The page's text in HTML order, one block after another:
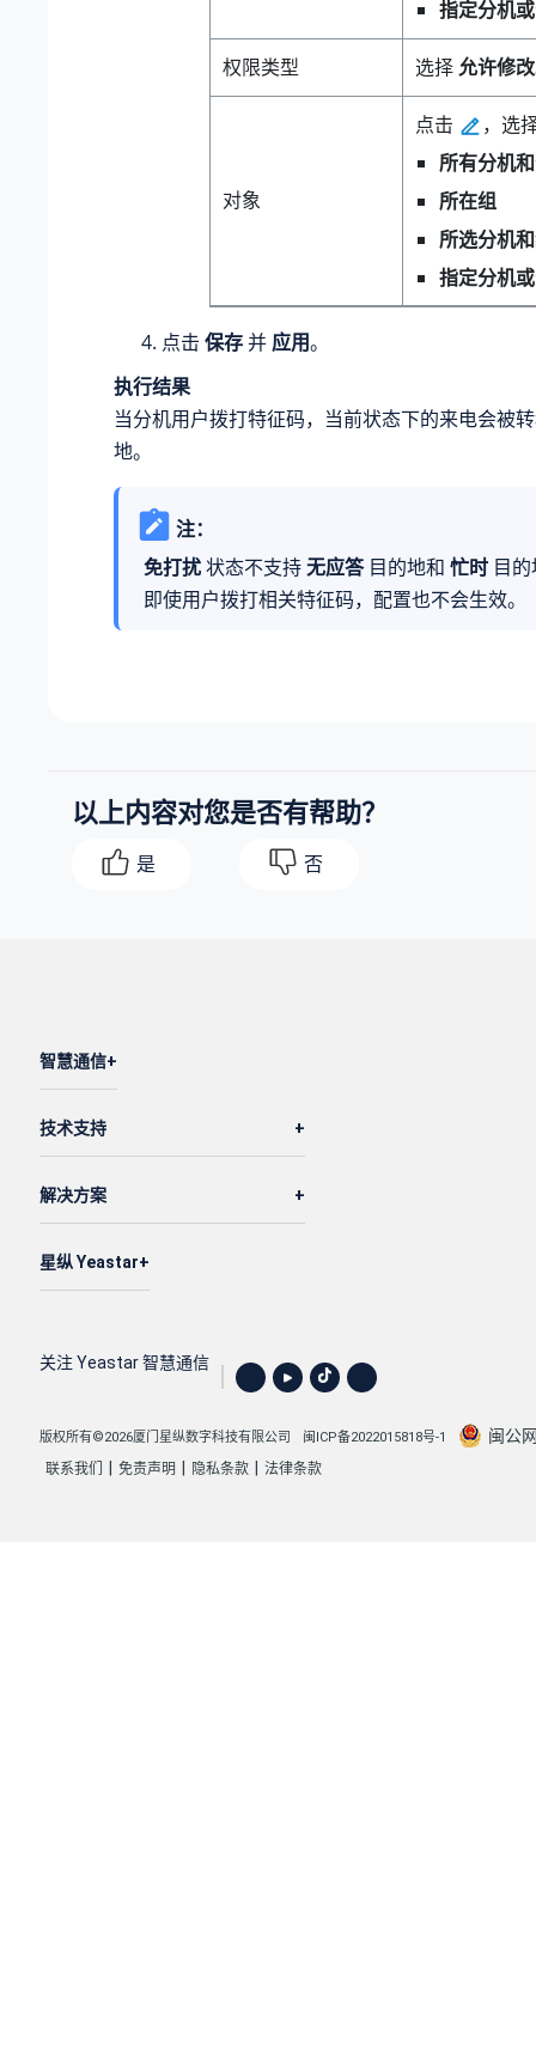
指定分机
权限类型 选择允许修改
对象
点击
，选
所有分机
所在组
所选分机
指定分机
点击 保存并应用。
执行结果
当分机用户拨打特征码，当前状态下的来电会被
地。
注：
免打扰状态不支持无应答目的地和 忙时目的
即使用户拨打相关特征码，配置也不会生效。
以上内容对您是否有帮助？
是 否
智慧通信
技术支持
解决方案
星纵 Yeastar
关注 Yeastar 智慧通信
版权所有©2026厦门星纵数字科技有限公司 闽ICP备2022015818号-1 闽公
联系我们 免责声明 隐私条款 法律条款